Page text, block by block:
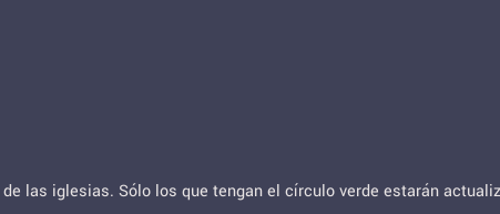
las iglesias. Sólo los que tengan el círculo verde estarán